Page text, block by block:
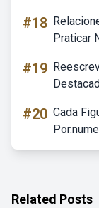
#18
Praticar
#19
#20 Cada
Related Posts